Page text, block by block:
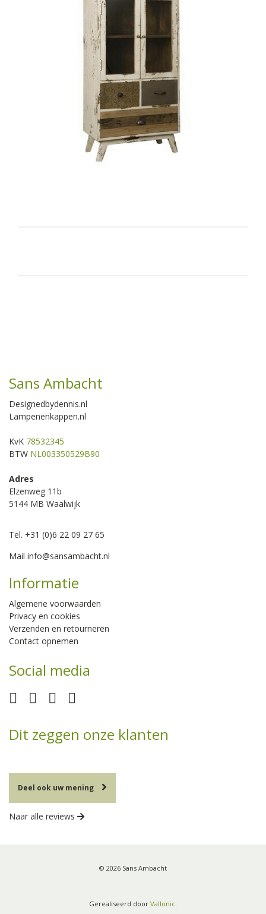
Sans Ambacht
Designedbydennis.nl
Lampenenkappen.nl
KvK 78532345
BTW NL003350529B90
Adres
Elzenweg 11b
5144 MB Waalwijk
Tel. +31 (0)6 22 09 27 65
Mail info@sansambacht.nl
Informatie
Algemene voorwaarden
Privacy en cookies
Verzenden en retourneren
Contact opnemen
Social media
Dit zeggen onze klanten
Deel ook uw mening
Naar alle reviews
© 2026 Sans Ambacht
Gerealiseerd door Vallonic